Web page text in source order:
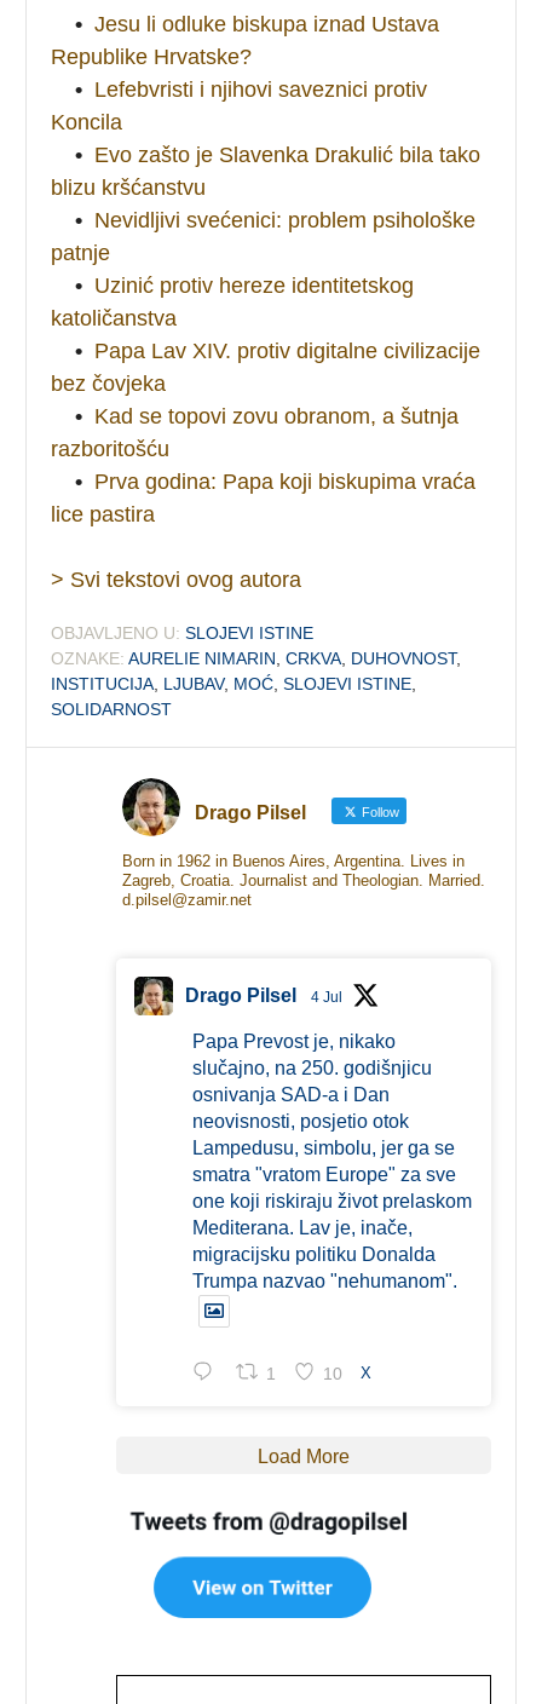
• Jesu li odluke biskupa iznad Ustava
Republike Hrvatske?
• Lefebvristi i njihovi saveznici protiv
Koncila
• Evo zašto je Slavenka Drakulić bila tako
blizu kršćanstvu
• Nevidljivi svećenici: problem psihološke
patnje
• Uzinić protiv hereze identitetskog
katoličanstva
• Papa Lav XIV. protiv digitalne civilizacije
bez čovjeka
• Kad se topovi zovu obranom, a šutnja
razboritošću
• Prva godina: Papa koji biskupima vraća
lice pastira
> Svi tekstovi ovog autora
OBJAVLJENO U: SLOJEVI ISTINE
OZNAKE: AURELIE NIMARIN,CRKVA, DUHOVNOST,
INSTITUCIJA, LJUBAV, MOĆ,SLOJEVI ISTINE,
SOLIDARNOST
Drago Pilsel Follow
Born in 1962 in Buenos Aires, Argentina. Lives in
Zagreb, Croatia. Journalist and Theologian. Married.
d.pilsel@zamir.net
Drago Pilsel 4 Jul
Papa Prevost je, nikako
slučajno, na 250. godišnjicu
osnivanja SAD-a i Dan
neovisnosti, posjetio otok
Lampedusu, simbolu, jer ga se
smatra "vratom Europe" za sve
one koji riskiraju život prelaskom
Mediterana. Lav je, inače,
migracijsku politiku Donalda
Trumpa nazvao "nehumanom".
1 10 X
Load More